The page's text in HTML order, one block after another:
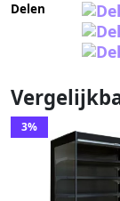
Delen
3%